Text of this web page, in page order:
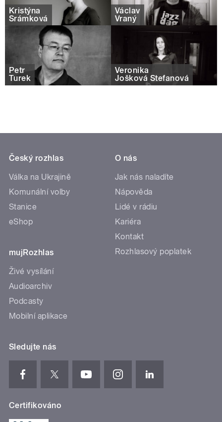
Kristýna
Šrámková
Václav
Vraný
Petr
Turek
Veronika
Jošková Štefanová
Český rozhlas
Válka na Ukrajině
Komunální volby
Stanice
eShop
mujRozhlas
Živé vysílání
Audioarchiv
Podcasty
Mobilní aplikace
O nás
Jak nás naladíte
Nápověda
Lidé v rádiu
Kariéra
Kontakt
Rozhlasový poplatek
Sledujte nás
Certifikováno